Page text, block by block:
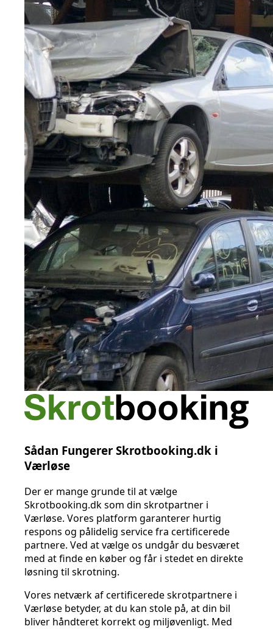
Sådan Fungerer Skrotbooking.dk i
Værløse
Der er mange grunde til at vælge
Skrotbooking.dk som din skrotpartner i
Værløse. Vores platform garanterer hurtig
respons og pålidelig service fra certificerede
partnere. Ved at vælge os undgår du besværet
med at finde en køber og får i stedet en direkte
løsning til skrotning.
Vores netværk af certificerede skrotpartnere i
Værløse betyder, at du kan stole på, at din bil
bliver håndteret korrekt og miljøvenligt. Med